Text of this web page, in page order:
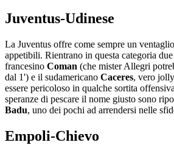
Juventus-Udinese
La Juventus offre come sempre un
appetibili. Rientrano in questa categoria
francesino Coman (che mister Allegri
dal 1') e il sudamericano Caceres, vero
essere pericoloso in qualche sortita
speranze di pescare il nome giusto sono
Badu, uno dei pochi ad arrendersi nelle
Empoli-Chievo